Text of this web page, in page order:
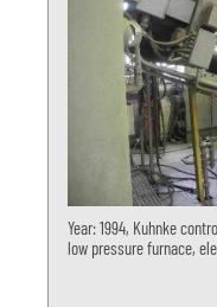
Year: 1994, Kuhnke
low pressure furnace,